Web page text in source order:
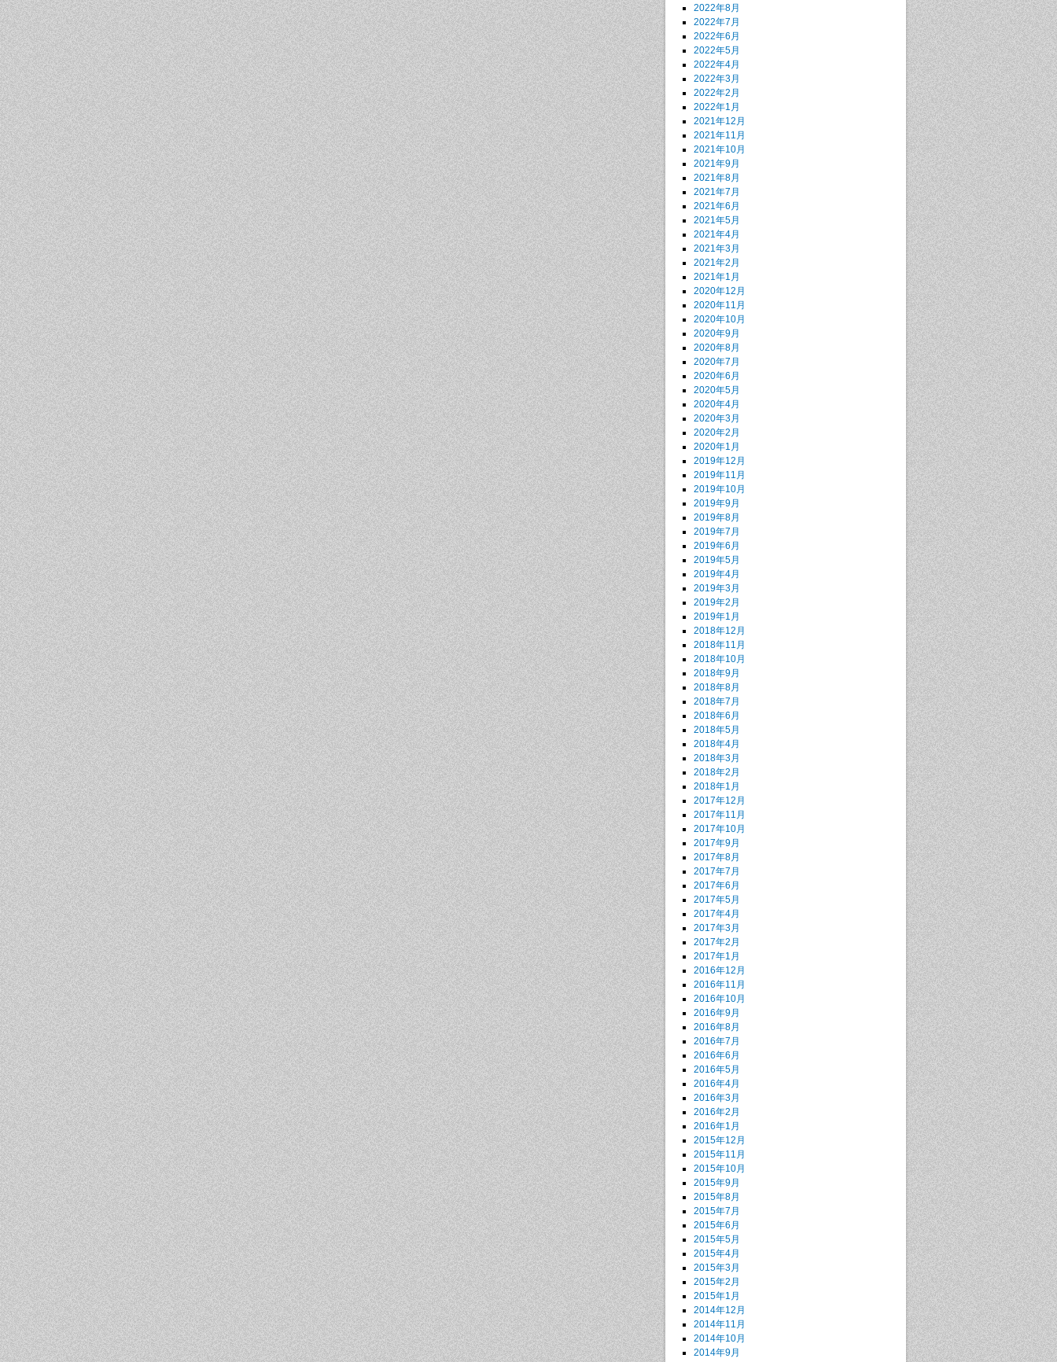
2022年8月
2022年7月
2022年6月
2022年5月
2022年4月
2022年3月
2022年2月
2022年1月
2021年12月
2021年11月
2021年10月
2021年9月
2021年8月
2021年7月
2021年6月
2021年5月
2021年4月
2021年3月
2021年2月
2021年1月
2020年12月
2020年11月
2020年10月
2020年9月
2020年8月
2020年7月
2020年6月
2020年5月
2020年4月
2020年3月
2020年2月
2020年1月
2019年12月
2019年11月
2019年10月
2019年9月
2019年8月
2019年7月
2019年6月
2019年5月
2019年4月
2019年3月
2019年2月
2019年1月
2018年12月
2018年11月
2018年10月
2018年9月
2018年8月
2018年7月
2018年6月
2018年5月
2018年4月
2018年3月
2018年2月
2018年1月
2017年12月
2017年11月
2017年10月
2017年9月
2017年8月
2017年7月
2017年6月
2017年5月
2017年4月
2017年3月
2017年2月
2017年1月
2016年12月
2016年11月
2016年10月
2016年9月
2016年8月
2016年7月
2016年6月
2016年5月
2016年4月
2016年3月
2016年2月
2016年1月
2015年12月
2015年11月
2015年10月
2015年9月
2015年8月
2015年7月
2015年6月
2015年5月
2015年4月
2015年3月
2015年2月
2015年1月
2014年12月
2014年11月
2014年10月
2014年9月